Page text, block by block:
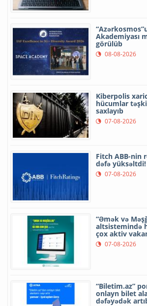
Akademiyası
görülüb
08-08-2026
Kiberpolis
hücumlar
saxlayıb
07-08-2026
Fitch ABB-nin
dəfə yüksəltdi!
07-08-2026
“Əmək və
altsistemində
çox aktiv
07-08-2026
“Biletim.az”
onlayn bilet
dəfəyədək